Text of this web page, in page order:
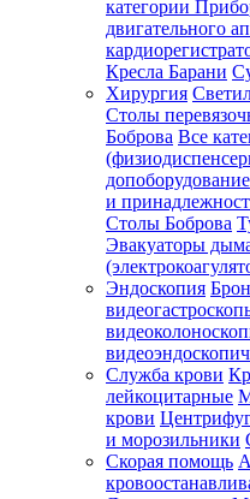
категории
двигательного
Кресла Барани
Хирургия
Столы
Боброва Все
допоборудование
и
Столы Боброва
Эвакуаторы
Эндоскопия
Служба крови
лейкоцитарные
крови
и морозильники
Скорая помощь